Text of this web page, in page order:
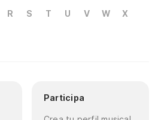
R S T U V W
X
Participa